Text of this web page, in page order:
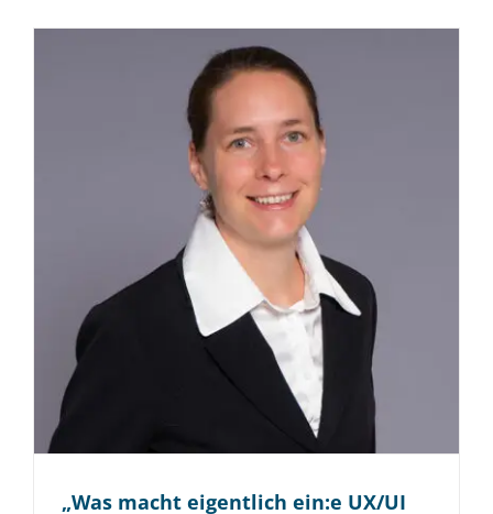
„Was macht eigentlich ein:e UX/UI
Entwickler:in bei der BITS?“